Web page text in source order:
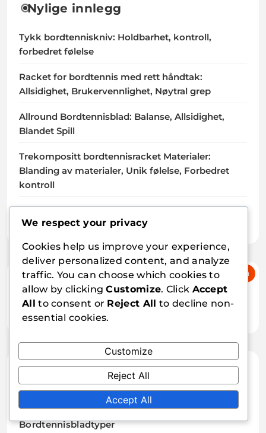
Nylige innlegg
Tykk bordtenniskniv: Holdbarhet, kontroll,
forbedret følelse
Racket for bordtennis med rett håndtak:
Allsidighet, Brukervennlighet, Nøytral grep
Allround Bordtennisblad: Balanse, Allsidighet,
Blandet Spill
Trekompositt bordtennisracket Materialer:
Blanding av materialer, Unik følelse, Forbedret
kontroll
Naturlige tre bordtennisrackettmaterialer:
Tradisjonelt håndverk, Unik følelse, Ytelse
Søk
Kategorier
Bordtennis Håndtakformer
Bordtennisbladtyper
We respect your privacy
Cookies help us improve your experience,
deliver personalized content, and analyze
traffic. You can choose which cookies to
allow by clickingCustomize. Click Accept
All to consent or Reject All to decline non-
essential cookies.
Customize
Reject All
Accept All